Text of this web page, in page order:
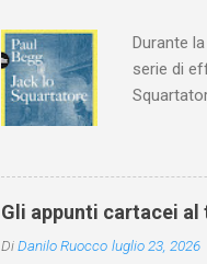
Durante
serie di
dedica
classe
Gli appunti cartacei al
DiDanilo Ruocco luglio 23, 2026